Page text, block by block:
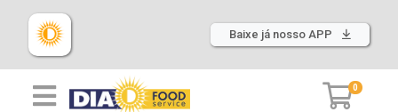
Baixe já nosso APP
0